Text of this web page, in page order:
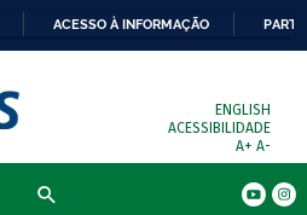
ACESSO À INFORMAÇÃO
ENGLISH
ACESSIBILIDADE
A+ A-